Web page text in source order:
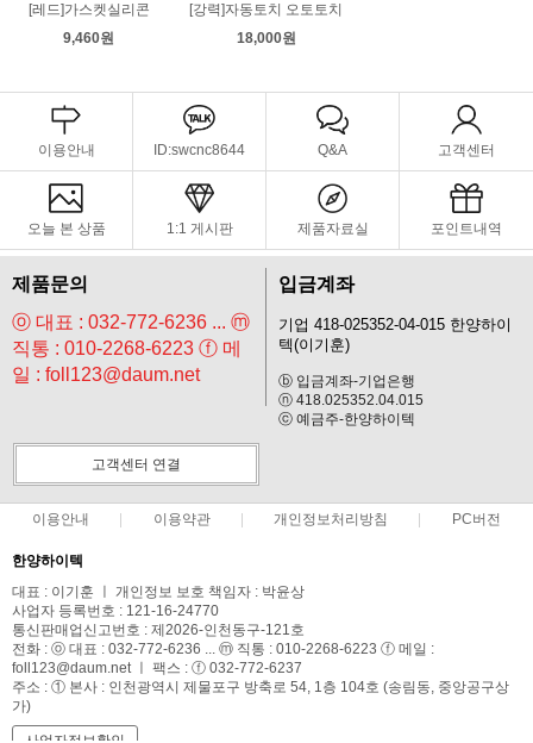
[레드]가스켓실리콘
9,460원
[강력]자동토치 오토토치
18,000원
이용안내 ID:swcnc8644 Q&A 고객센터
오늘 본 상품 1:1 게시판 제품자료실 포인트내역
제품문의
ⓞ 대표 : 032-772-6236 ... ⓜ
직통 : 010-2268-6223 ⓕ 메
일 : foll123@daum.net
입금계좌
기업 418-025352-04-015 한양하이
텍(이기훈)
ⓑ 입금계좌-기업은행
ⓝ 418.025352.04.015
ⓒ 예금주-한양하이텍
고객센터 연결
이용안내 이용약관 개인정보처리방침 PC버전
한양하이텍
대표 : 이기훈 ㅣ 개인정보 보호 책임자 : 박윤상
사업자 등록번호 : 121-16-24770
통신판매업신고번호 : 제2026-인천동구-121호
전화 : ⓞ 대표 : 032-772-6236 ... ⓜ 직통 : 010-2268-6223 ⓕ 메일 :
foll123@daum.net ㅣ 팩스 : ⓕ 032-772-6237
주소 : ① 본사 : 인천광역시 제물포구 방축로 54, 1층 104호 (송림동, 중앙공구상
가)